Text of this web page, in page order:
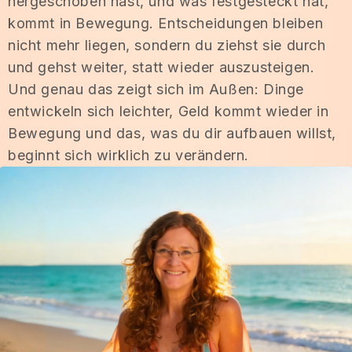
fällt
Ich
kommt in Bewegung. Entscheidungen bleiben
nicht mehr liegen, sondern du ziehst sie durch
und gehst weiter, statt wieder auszusteigen.
Und genau das zeigt sich im Außen: Dinge
entwickeln sich leichter, Geld kommt wieder in
Bewegung und das, was du dir aufbauen willst,
beginnt sich wirklich zu verändern.